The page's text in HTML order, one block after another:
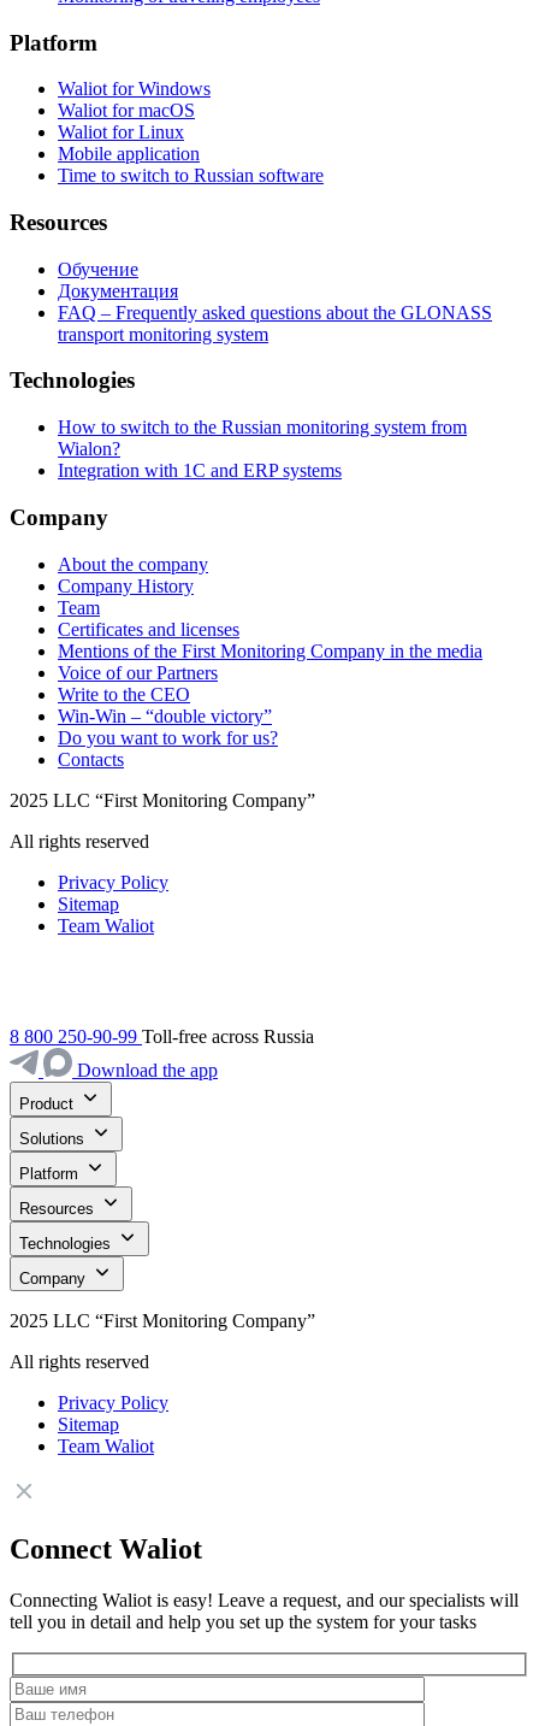
Platform
Waliot for Windows
Waliot for macOS
Waliot for Linux
Mobile application
Time to switch to Russian software
Resources
Обучение
Документация
FAQ – Frequently asked questions about the GLONASS
transport monitoring system
Technologies
How to switch to the Russian monitoring system from
Wialon?
Integration with 1C and ERP systems
Company
About the company
Company History
Team
Certificates and licenses
Mentions of the First Monitoring Company in the media
Voice of our Partners
Write to the CEO
Win-Win – “double victory”
Do you want to work for us?
Contacts
2025 LLC “First Monitoring Company”
All rights reserved
Privacy Policy
Sitemap
Team Waliot
8 800 250-90-99 Toll-free across Russia
Download the app
Product
Solutions
Platform
Resources
Technologies
Company
2025 LLC “First Monitoring Company”
All rights reserved
Privacy Policy
Sitemap
Team Waliot
Connect Waliot
Connecting Waliot is easy! Leave a request, and our specialists will
tell you in detail and help you set up the system for your tasks